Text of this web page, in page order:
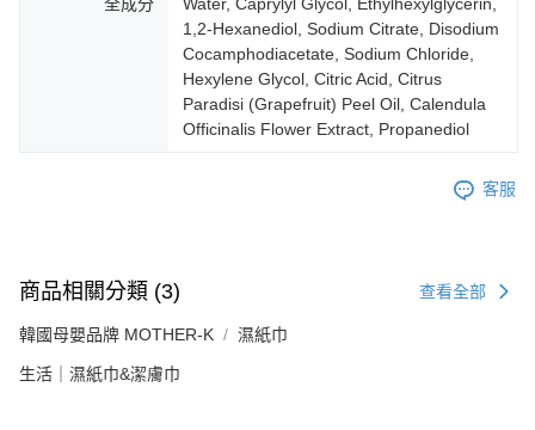
1,2-Hexanediol, Sodium Citrate, Disodium
Cocamphodiacetate, Sodium Chloride,
Hexylene Glycol, Citric Acid, Citrus
Paradisi (Grapefruit) Peel Oil, Calendula
Officinalis Flower Extract, Propanediol
客服
商品相關分類 (3) 查看全部
韓國母嬰品牌 MOTHER-K 濕紙巾
生活｜濕紙巾&潔膚巾